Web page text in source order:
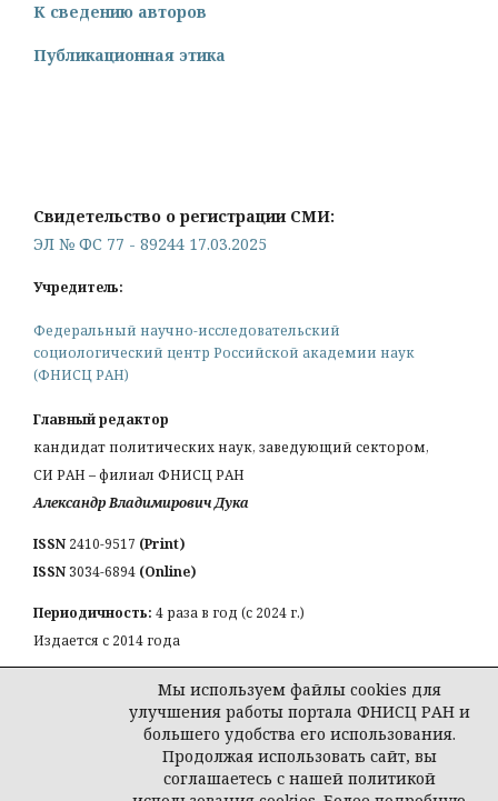
К сведению авторов
Публикационная этика
Свидетельство о регистрации СМИ:
ЭЛ № ФС 77 - 89244 17.03.2025
Учредитель:
Федеральный научно-исследовательский
социологический центр Российской академии наук
(ФНИСЦ РАН)
Главный редактор
кандидат политических наук, заведующий сектором,
СИ РАН – филиал ФНИСЦ РАН
Александр Владимирович Дука
ISSN 2410-9517 (Print)
ISSN3034-6894 (Online)
Периодичность: 4 раза в год (с 2024 г.)
Издается с 2014 года
a_duka@mail.ru
Мы используем файлы cookies для
улучшения работы портала ФНИСЦ РАН и
большего удобства его использования.
Продолжая использовать сайт, вы
соглашаетесь с нашей политикой